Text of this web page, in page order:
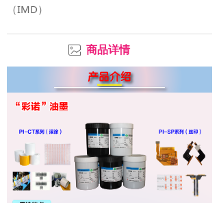
（IMD）
商品详情
ꂈ